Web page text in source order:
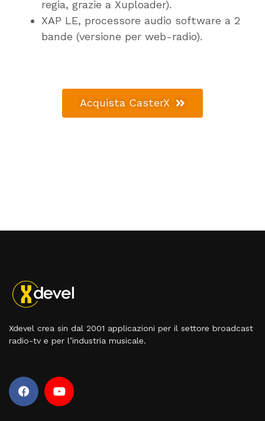
regia, grazie a Xuploader).
XAP LE, processore audio software a 2
bande (versione per web-radio).
Acquista CasterX
Xdevel crea sin dal 2001 applicazioni per il settore broadcast
radio-tv e per l’industria musicale.